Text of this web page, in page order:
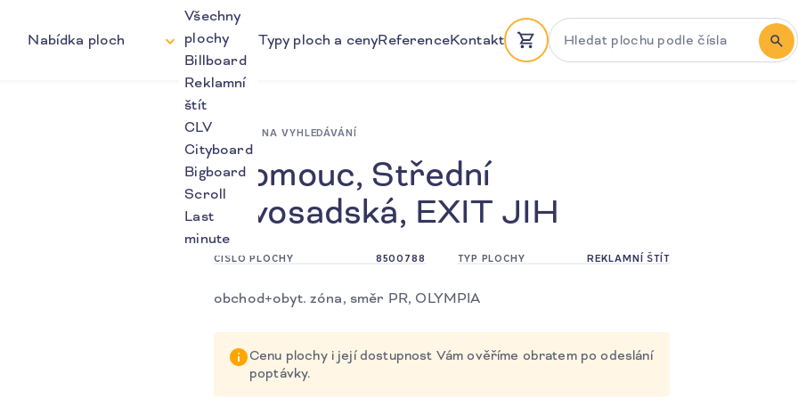
Nabídka ploch
Všechny
plochy
Billboard
Reklamní
štít
CLV
Cityboard
Bigboard
Scroll
Last
minute
Typy ploch a cenyReferenceKontakt
ZPĚT NA VYHLEDÁVÁNÍ
Olomouc, Střední
novosadská, EXIT JIH
ČÍSLO PLOCHY 8500788 TYP PLOCHY REKLAMNÍ ŠTÍT
obchod+obyt. zóna, směr PR, OLYMPIA
Cenu plochy i její dostupnost Vám ověříme obratem po odeslání
poptávky.
3